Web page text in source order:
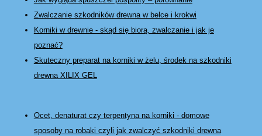
Zwalczanie szkodników drewna w belce i krokwi
Korniki w drewnie - skąd się biorą, zwalczanie i jak je
poznać?
Skuteczny preparat na korniki w żelu, środek na szkodniki
drewna XILIX GEL
Ocet, denaturat czy terpentyna na korniki - domowe
sposoby na robaki czyli jak zwalczyć szkodniki drewna